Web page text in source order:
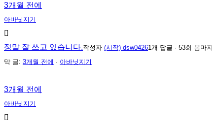
3개월 전에
아바닛지기
정말 잘 쓰고 있습니다.작성자 (시작) dsw04261개 답글 · 53회 봄마지
막 글: 3개월 전에 · 아바닛지기
3개월 전에
아바닛지기